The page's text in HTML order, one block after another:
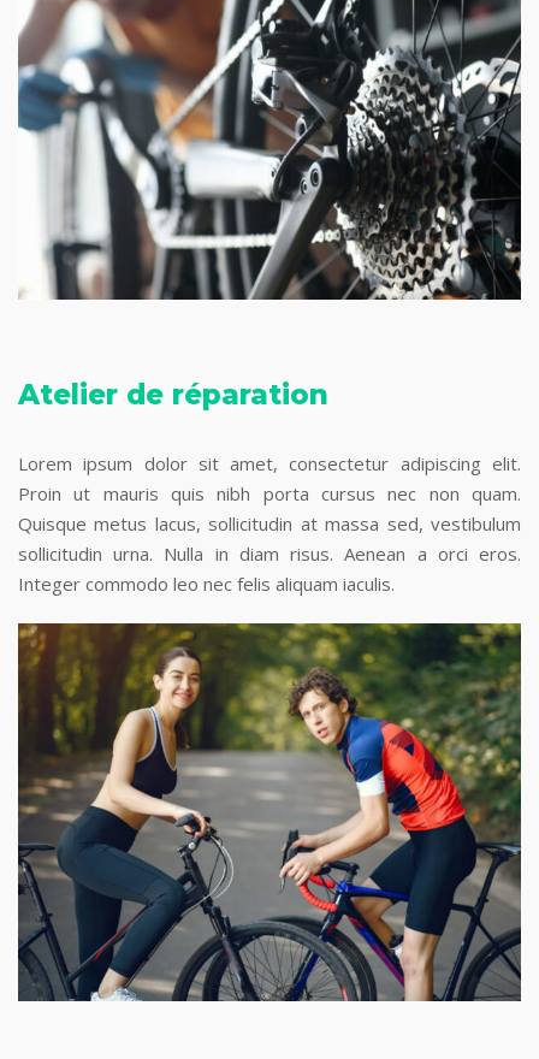
Atelier de réparation
Lorem ipsum dolor sit amet, consectetur adipiscing elit.
Proin ut mauris quis nibh porta cursus nec non quam.
Quisque metus lacus, sollicitudin at massa sed, vestibulum
sollicitudin urna. Nulla in diam risus. Aenean a orci eros.
Integer commodo leo nec felis aliquam iaculis.